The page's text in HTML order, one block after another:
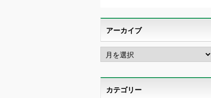
アーカイブ
ア
ー
イ
ブカテゴリー